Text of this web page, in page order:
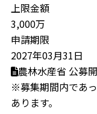
上限金額
3,000万
申請期限
2027年03月31日
農林水産省 公募
※募集期間内であ
あります。